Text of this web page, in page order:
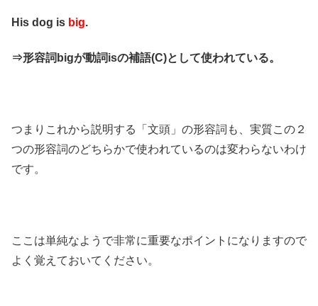
His dog is big.
⇒形容詞bigが動詞isの補語(C)として使われている。
つまりこれから説明する「文頭」の形容詞も、実質この２
つの形容詞のどちらかで使われているのは変わらないわけ
です。
ここは単純なようで非常に重要なポイントになりますので
よく覚えておいてください。